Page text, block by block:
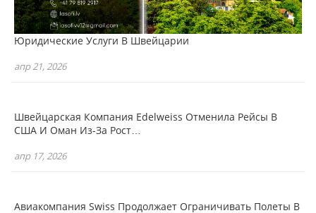
Юридические Услуги В Швейцарии
апр 21, 2026
Швейцарская Компания Edelweiss Отменила Рейсы В
США И Оман Из-За Рост…
апр 17, 2026
Авиакомпания Swiss Продолжает Ограничивать Полеты В